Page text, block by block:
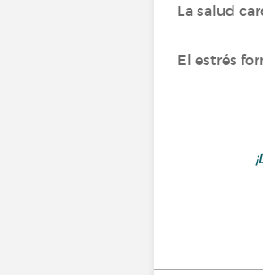
La salud
El estrés